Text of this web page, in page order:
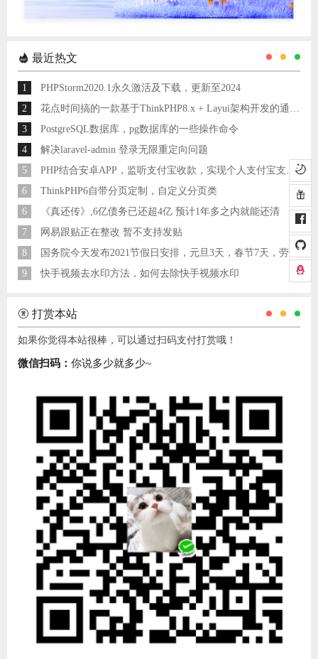
最近热文
1
PHPStorm2020.1永久激活及下载，更新至2024
2
3
PostgreSQL数据库，pg数据库的一些操作命令
4
解决laravel-admin 登录无限重定向问题
5
PHP结合安卓APP，监听支付宝收款，实现个人支付宝支付接口
6
ThinkPHP6自带分页定制，自定义分页类
6
《真还传》,6亿债务已还超4亿 预计1年多之内就能还清
7
网易跟贴正在整改 暂不支持发贴
8
国务院今天发布2021节假日安排，元旦3天，春节7天，劳动节5天
9
快手视频去水印方法，如何去除快手视频水印
打赏本站
如果你觉得本站很棒，可以通过扫码支付打赏哦！
微信扫码： 你说多少就多少~